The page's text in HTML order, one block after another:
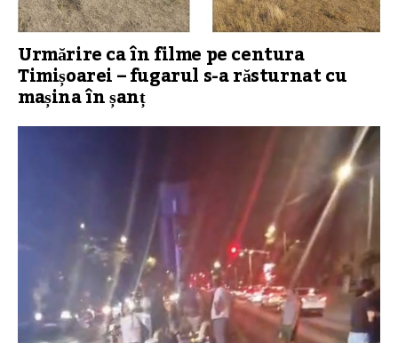
Urmărire ca în filme pe centura
Timișoarei – fugarul s-a răsturnat cu
mașina în șanț